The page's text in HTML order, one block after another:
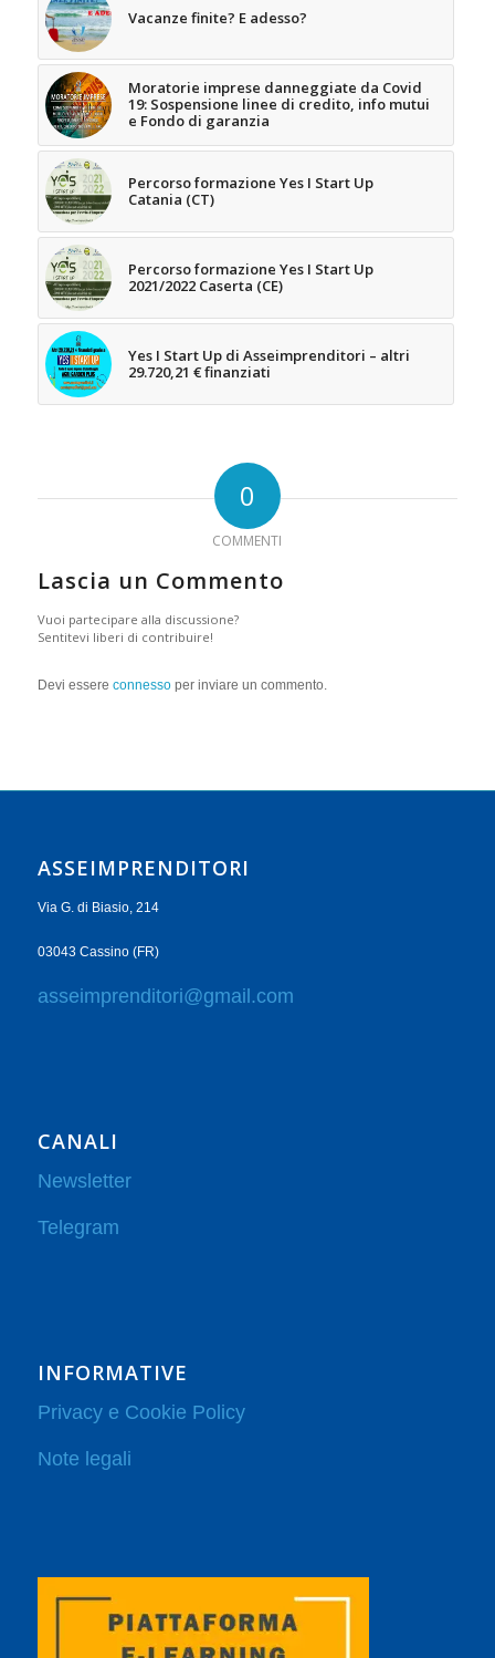
Vacanze finite? E adesso?
Moratorie imprese danneggiate da Covid
19: Sospensione linee di credito, info mutui
e Fondo di garanzia
Percorso formazione Yes I Start Up
Catania (CT)
Percorso formazione Yes I Start Up
2021/2022 Caserta (CE)
Yes I Start Up di Asseimprenditori – altri
29.720,21 € finanziati
0
COMMENTI
Lascia un Commento
Vuoi partecipare alla discussione?
Sentitevi liberi di contribuire!
Devi essere connessoper inviare un commento.
ASSEIMPRENDITORI
Via G. di Biasio, 214
03043 Cassino (FR)
asseimprenditori@gmail.com
CANALI
Newsletter
Telegram
INFORMATIVE
Privacy e Cookie Policy
Note legali